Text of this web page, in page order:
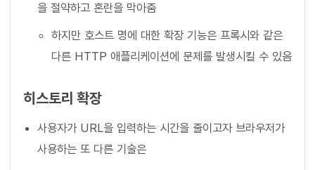
을 절약하고 혼란을 막아줌
하지만 호스트 명에 대한 확장 기능은 프록시와 같은
다른 HTTP 애플리케이션에 문제를 발생시킬 수 있음
히스토리 확장
사용자가 URL을 입력하는 시간을 줄이고자 브라우저가
사용하는 또 다른 기술은